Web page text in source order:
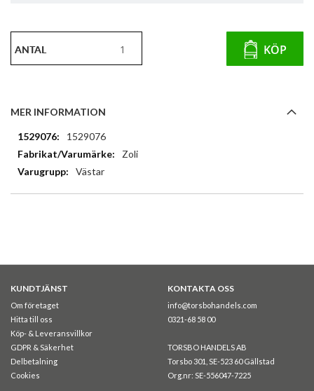
ANTAL KÖP
MER INFORMATION
Mer
information
1529076
Zoli
Västar
KUNDTJÄNST
Om företaget
Hitta till oss
Köp- & Leveransvillkor
GDPR & Säkerhet
Delbetalning
Cookies
KONTAKTA OSS
info@torsbohandels.com
0321-68 58 00
TORSBO HANDELS AB
Torsbo 301, SE-523 60 Gällstad
Org.nr: SE-556047-7225